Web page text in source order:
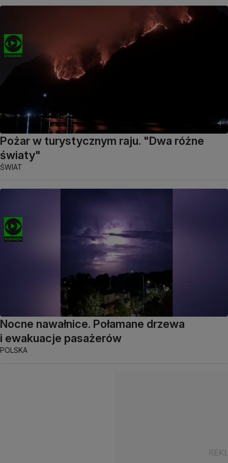
Pożar w turystycznym raju. "Dwa różne
światy"
ŚWIAT
Nocne nawałnice. Połamane drzewa
i ewakuacje pasażerów
POLSKA